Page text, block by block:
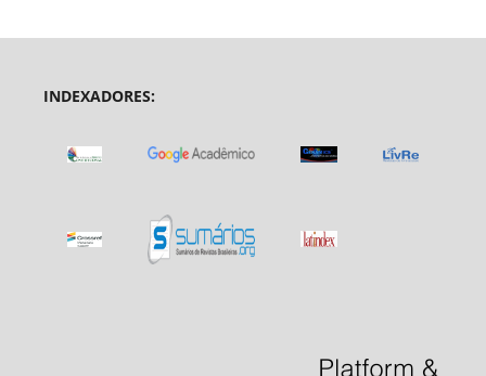
INDEXADORES: